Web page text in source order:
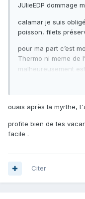
JUlieEDP dommage
calamar je suis
poisson, filets
pour ma part c’est
Thermo ni meme de
malheureusement
(c’est dire si la vie
j’en ai vu plusieurs
à l’inverse des
ça aura au moins le
ouais après la myrthe,
profite bien de tes
facile .
Citer